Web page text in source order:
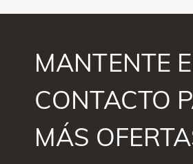
MANTENTE
CONTACTO
MÁS